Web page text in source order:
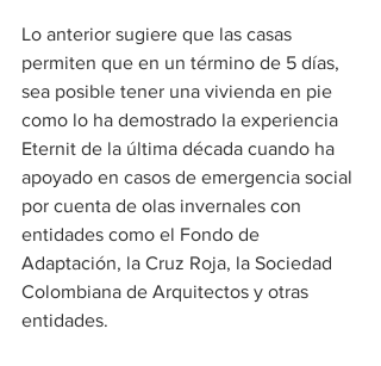
Lo anterior sugiere que las casas
permiten que en un término de 5 días,
sea posible tener una vivienda en pie
como lo ha demostrado la experiencia
Eternit de la última década cuando ha
apoyado en casos de emergencia social
por cuenta de olas invernales con
entidades como el Fondo de
Adaptación, la Cruz Roja, la Sociedad
Colombiana de Arquitectos y otras
entidades.